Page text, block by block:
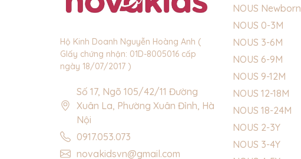
Hộ Kinh Doanh Nguyễn Hoàng Anh (
GIấy chứng nhận: 01D-8005016 cấp
ngày 18/07/2017 )
Số 17, Ngõ 105/42/11 Đường
Xuân La, Phường Xuân Đỉnh, Hà
Nội
0917.053.073
novakidsvn@gmail.com
NOUS Newborn
NOUS 0-3M
NOUS 3-6M
NOUS 6-9M
NOUS 9-12M
NOUS 12-18M
NOUS 18-24M
NOUS 2-3Y
NOUS 3-4Y